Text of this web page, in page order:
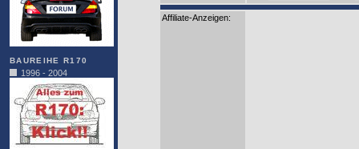
BAUREIHE R170
1996 - 2004
Affiliate-Anzeigen: